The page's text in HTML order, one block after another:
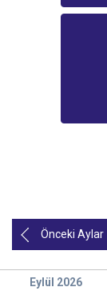
Önceki Aylar
Eylül 2026